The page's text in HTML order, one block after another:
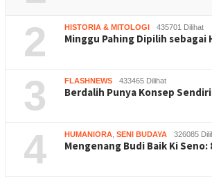
2 HISTORIA & MITOLOGI 435701 Dilihat
Minggu Pahing Dipilih sebagai
3 FLASHNEWS 433465 Dilihat
Berdalih Punya Konsep
4 HUMANIORA SENI BUDAYA 326085
Mengenang Budi Baik Ki